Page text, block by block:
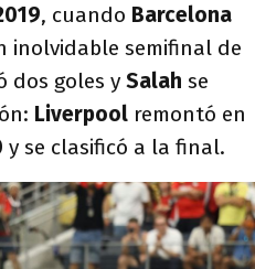
, cuando Barcelona
inolvidable semifinal de
dos goles y Salah se
Liverpool remontó en
y se clasificó a la final.